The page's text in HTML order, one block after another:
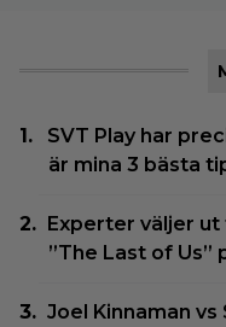
SVT Play har
är mina 3 bästa
Experter väljer ut
”The Last of Us”
Joel Kinnaman vs